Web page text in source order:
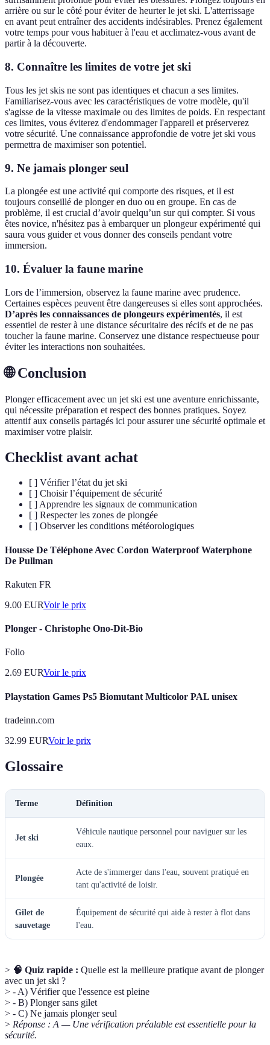
arrière ou sur le côté pour éviter de heurter le jet ski. L'atterrissage
en avant peut entraîner des accidents indésirables. Prenez également
votre temps pour vous habituer à l'eau et acclimatez-vous avant de
partir à la découverte.
8. Connaître les limites de votre jet ski
Tous les jet skis ne sont pas identiques et chacun a ses limites.
Familiarisez-vous avec les caractéristiques de votre modèle, qu'il
s'agisse de la vitesse maximale ou des limites de poids. En respectant
ces limites, vous éviterez d'endommager l'appareil et préserverez
votre sécurité. Une connaissance approfondie de votre jet ski vous
permettra de maximiser son potentiel.
9. Ne jamais plonger seul
La plongée est une activité qui comporte des risques, et il est
toujours conseillé de plonger en duo ou en groupe. En cas de
problème, il est crucial d’avoir quelqu’un sur qui compter. Si vous
êtes novice, n'hésitez pas à embarquer un plongeur expérimenté qui
saura vous guider et vous donner des conseils pendant votre
immersion.
10. Évaluer la faune marine
Lors de l’immersion, observez la faune marine avec prudence.
Certaines espèces peuvent être dangereuses si elles sont approchées.
D’après les connaissances de plongeurs expérimentés, il est
essentiel de rester à une distance sécuritaire des récifs et de ne pas
toucher la faune marine. Conservez une distance respectueuse pour
éviter les interactions non souhaitées.
🌐 Conclusion
Plonger efficacement avec un jet ski est une aventure enrichissante,
qui nécessite préparation et respect des bonnes pratiques. Soyez
attentif aux conseils partagés ici pour assurer une sécurité optimale et
maximiser votre plaisir.
Checklist avant achat
[ ] Vérifier l’état du jet ski
[ ] Choisir l’équipement de sécurité
[ ] Apprendre les signaux de communication
[ ] Respecter les zones de plongée
[ ] Observer les conditions météorologiques
Housse De Téléphone Avec Cordon Waterproof Waterphone
De Pullman
Rakuten FR
9.00 EURVoir le prix
Plonger - Christophe Ono-Dit-Bio
Folio
2.69 EURVoir le prix
Playstation Games Ps5 Biomutant Multicolor PAL unisex
tradeinn.com
32.99 EURVoir le prix
Glossaire
Terme Définition
Jet ski
Véhicule nautique personnel pour naviguer sur les
eaux.
Plongée
Acte de s'immerger dans l'eau, souvent pratiqué en
tant qu'activité de loisir.
Gilet de
sauvetage
Équipement de sécurité qui aide à rester à flot dans
l'eau.
> 🧠 Quiz rapide : Quelle est la meilleure pratique avant de plonger
avec un jet ski ?
> - A) Vérifier que l'essence est pleine
> - B) Plonger sans gilet
> - C) Ne jamais plonger seul
> Réponse : A — Une vérification préalable est essentielle pour la
sécurité.